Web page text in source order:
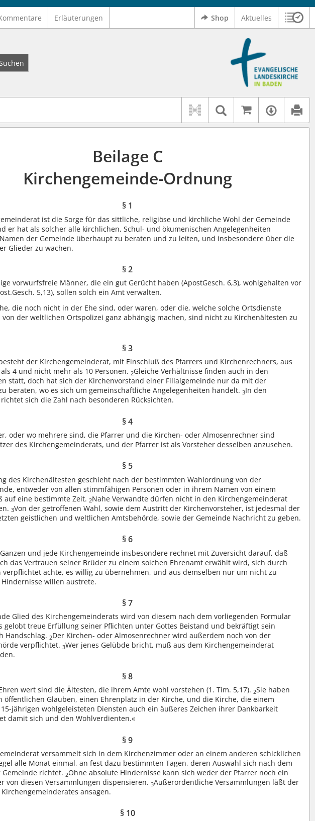
Erläuterungen Shop Aktuelles
"*", Bsp. Pfarrer*, findet auch: "Pfarrerinitiative" oder "Pfarrerausschuss".
Textsuche im
Auf
Beilage C
Kirchengemeinde-Ordnung
§ 1
ist die Sorge für das sittliche, religiöse und kirchliche Wohl der Gemeinde
er hat als solcher alle kirchlichen, Schul- und ökumenischen Angelegenheiten
der Gemeinde überhaupt zu beraten und zu leiten, und insbesondere über die
Glieder zu wachen.
§ 2
vorwurfsfreie Männer, die ein gut Gerücht haben (ApostGesch. 6,3), wohlgehalten vor
5,13), sollen solch ein Amt verwalten.
die noch nicht in der Ehe sind, oder waren, oder die, welche solche Ortsdienste
von der weltlichen Ortspolizei ganz abhängig machen, sind nicht zu Kirchenältesten zu
§ 3
der Kirchengemeinderat, mit Einschluß des Pfarrers und Kirchenrechners, aus
4 und nicht mehr als 10 Personen. 2Gleiche Verhältnisse finden auch in den
statt, doch hat sich der Kirchenvorstand einer Filialgemeinde nur da mit der
beraten, wo es sich um gemeinschaftliche Angelegenheiten handelt.3In den
sich die Zahl nach besonderen Rücksichten.
§ 4
oder wo mehrere sind, die Pfarrer und die Kirchen- oder Almosenrechner sind
des Kirchengemeinderats, und der Pfarrer ist als Vorsteher desselben anzusehen.
§ 5
des Kirchenältesten geschieht nach der bestimmten Wahlordnung von der
entweder von allen stimmfähigen Personen oder in ihrem Namen von einem
auf eine bestimmte Zeit. 2Nahe Verwandte dürfen nicht in den Kirchengemeinderat
3Von der getroffenen Wahl, sowie dem Austritt der Kirchenvorsteher, ist jedesmal der
geistlichen und weltlichen Amtsbehörde, sowie der Gemeinde Nachricht zu geben.
§ 6
und jede Kirchengemeinde insbesondere rechnet mit Zuversicht darauf, daß
das Vertrauen seiner Brüder zu einem solchen Ehrenamt erwählt wird, sich durch
verpflichtet achte, es willig zu übernehmen, und aus demselben nur um nicht zu
willen austrete.
§ 7
Glied des Kirchengemeinderats wird von diesem nach dem vorliegenden Formular
gelobt treue Erfüllung seiner Pflichten unter Gottes Beistand und bekräftigt sein
Handschlag. 2Der Kirchen- oder Almosenrechner wird außerdem noch von der
verpflichtet.3Wer jenes Gelübde bricht, muß aus dem Kirchengemeinderat
§ 8
wert sind die Ältesten, die ihrem Amte wohl vorstehen (1. Tim. 5,17). 2Sie haben
öffentlichen Glauben, einen Ehrenplatz in der Kirche, und die Kirche, die einem
jährigen wohlgeleisteten Diensten auch ein äußeres Zeichen ihrer Dankbarkeit
damit sich und den Wohlverdienten.«
§ 9
versammelt sich in dem Kirchenzimmer oder an einem anderen schicklichen
alle Monat einmal, an fest dazu bestimmten Tagen, deren Auswahl sich nach dem
richtet. 2Ohne absolute Hindernisse kann sich weder der Pfarrer noch ein
von diesen Versammlungen dispensieren.3Außerordentliche Versammlungen läßt der
ansagen.
§ 10